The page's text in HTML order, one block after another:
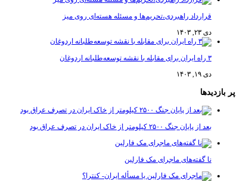
قرارداد راهبردی،تحریم‌ها و مسئله هسته‌ای روی میز
دی ۲۳, ۱۴۰۳
۳ راه ایران برای مقابله با نقشه توسعه‌طلبانه اردوغان
دی ۱۹, ۱۴۰۳
پر بازدیدها
بعد از پایان جنگ ۲۵۰۰ کیلومتر از خاک ایران در تصرف عراق بود
نا گفته‌های ماجرای مک فارلین